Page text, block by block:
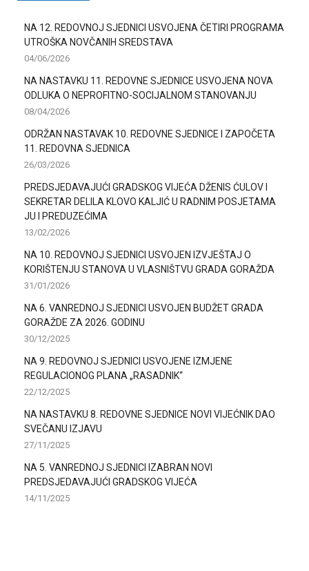
NA 12. REDOVNOJ SJEDNICI USVOJENA ČETIRI PROGRAMA
UTROŠKA NOVČANIH SREDSTAVA
04/06/2026
NA NASTAVKU 11. REDOVNE SJEDNICE USVOJENA NOVA
ODLUKA O NEPROFITNO-SOCIJALNOM STANOVANJU
08/04/2026
ODRŽAN NASTAVAK 10. REDOVNE SJEDNICE I ZAPOČETA
11. REDOVNA SJEDNICA
26/03/2026
PREDSJEDAVAJUĆI GRADSKOG VIJEĆA DŽENIS ĆULOV I
SEKRETAR DELILA KLOVO KALJIĆ U RADNIM POSJETAMA
JU I PREDUZEĆIMA
13/02/2026
NA 10. REDOVNOJ SJEDNICI USVOJEN IZVJEŠTAJ O
KORIŠTENJU STANOVA U VLASNIŠTVU GRADA GORAŽDA
31/01/2026
NA 6. VANREDNOJ SJEDNICI USVOJEN BUDŽET GRADA
GORAŽDE ZA 2026. GODINU
30/12/2025
NA 9. REDOVNOJ SJEDNICI USVOJENE IZMJENE
REGULACIONOG PLANA „RASADNIK“
22/12/2025
NA NASTAVKU 8. REDOVNE SJEDNICE NOVI VIJEĆNIK DAO
SVEČANU IZJAVU
27/11/2025
NA 5. VANREDNOJ SJEDNICI IZABRAN NOVI
PREDSJEDAVAJUĆI GRADSKOG VIJEĆA
14/11/2025